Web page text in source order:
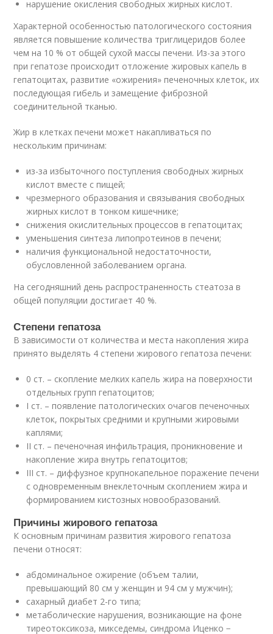
нарушение окисления свободных жирных кислот.
Характерной особенностью патологического состояния
является повышение количества триглицеридов более
чем на 10 % от общей сухой массы печени. Из-за этого
при гепатозе происходит отложение жировых капель в
гепатоцитах, развитие «ожирения» печеночных клеток, их
последующая гибель и замещение фиброзной
соединительной тканью.
Жир в клетках печени может накапливаться по
нескольким причинам:
из-за избыточного поступления свободных жирных
кислот вместе с пищей;
чрезмерного образования и связывания свободных
жирных кислот в тонком кишечнике;
снижения окислительных процессов в гепатоцитах;
уменьшения синтеза липопротеинов в печени;
наличия функциональной недостаточности,
обусловленной заболеванием органа.
На сегодняшний день распространенность стеатоза в
общей популяции достигает 40 %.
Степени гепатоза
В зависимости от количества и места накопления жира
принято выделять 4 степени жирового гепатоза печени:
0 ст. – скопление мелких капель жира на поверхности
отдельных групп гепатоцитов;
I ст. – появление патологических очагов печеночных
клеток, покрытых средними и крупными жировыми
каплями;
II ст. – печеночная инфильтрация, проникновение и
накопление жира внутрь гепатоцитов;
III ст. – диффузное крупнокапельное поражение печени
с одновременным внеклеточным скоплением жира и
формированием кистозных новообразований.
Причины жирового гепатоза
К основным причинам развития жирового гепатоза
печени относят:
абдоминальное ожирение (объем талии,
превышающий 80 см у женщин и 94 см у мужчин);
сахарный диабет 2-го типа;
метаболические нарушения, возникающие на фоне
тиреотоксикоза, микседемы, синдрома Иценко −